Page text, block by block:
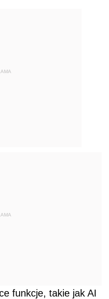
funkcje, takie jak AI